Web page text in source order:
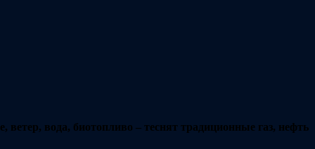
вода, биотопливо – теснят традиционные газ, нефть